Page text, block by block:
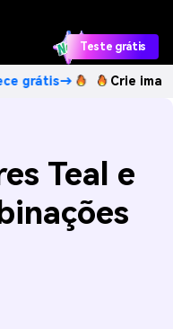
Teste grátis
Crie imagens com
Teal e